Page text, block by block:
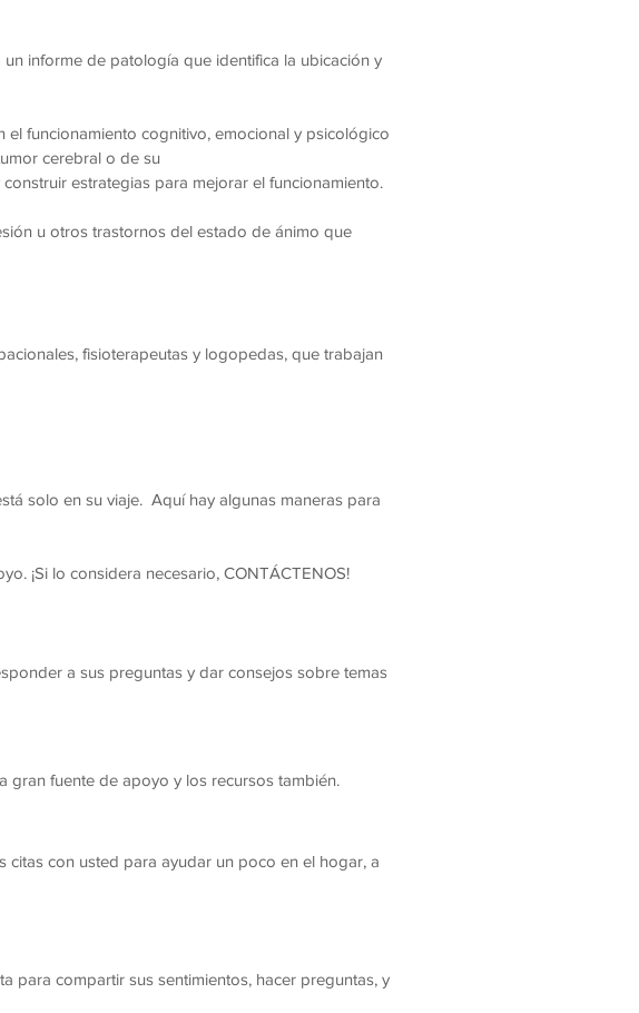
informe de patología que identifica la ubicación y
funcionamiento cognitivo, emocional y psicológico
cerebral o de su
estrategias para mejorar el funcionamiento.
u otros trastornos del estado de ánimo que
fisioterapeutas y logopedas, que trabajan
solo en su viaje. Aquí hay algunas maneras para
¡Si lo considera necesario, CONTÁCTENOS!
a sus preguntas y dar consejos sobre temas
gran fuente de apoyo y los recursos también.
citas con usted para ayudar un poco en el hogar, a
para compartir sus sentimientos, hacer preguntas, y